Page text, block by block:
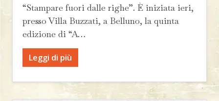
“Stampare fuori dalle righe”. È iniziata ieri,
presso Villa Buzzati, a Belluno, la quinta
edizione di “A…
Leggi di più